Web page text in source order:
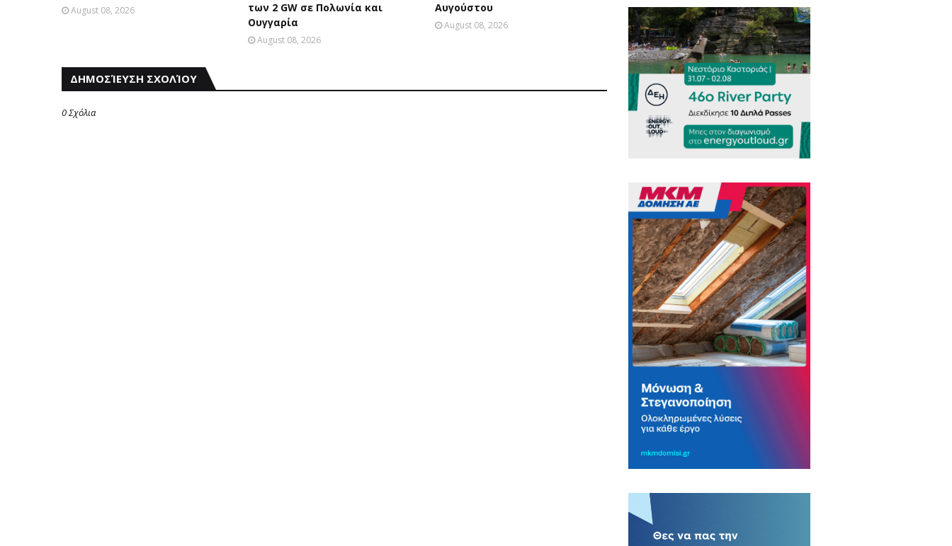
August 08, 2026
των 2 GW σε Πολωνία και
Ουγγαρία
August 08, 2026
Αυγούστου
August 08, 2026
ΔΗΜΟΣΊΕΥΣΗ ΣΧΟΛΊΟΥ
0 Σχόλια